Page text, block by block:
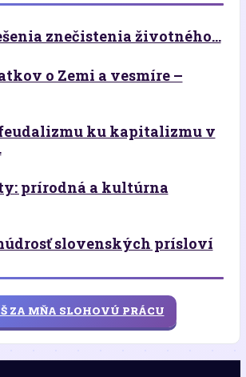
znečistenia životného...
o Zemi a vesmíre –
ku kapitalizmu v
prírodná a kultúrna
slovenských prísloví
ZA MŇA SLOHOVÚ PRÁCU